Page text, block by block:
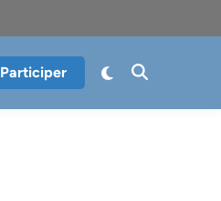
Participer